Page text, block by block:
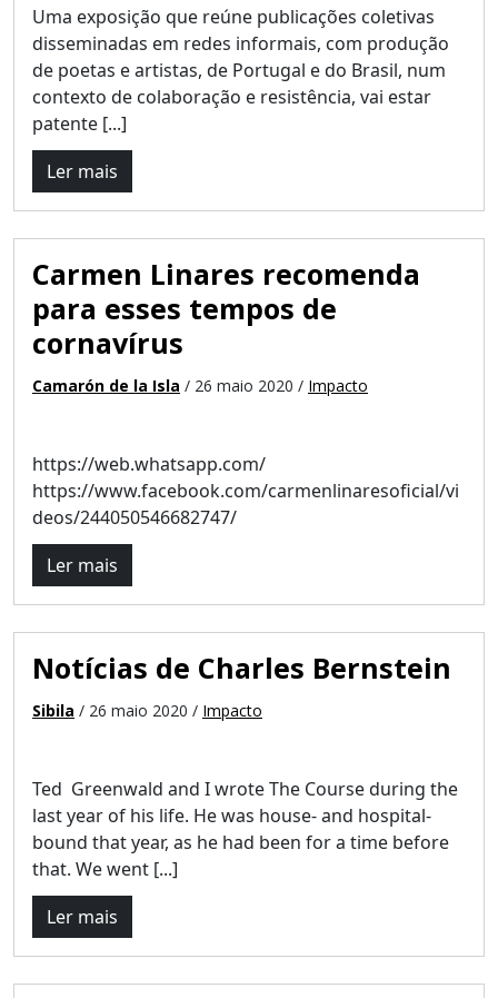
Uma exposição que reúne publicações coletivas
disseminadas em redes informais, com produção
de poetas e artistas, de Portugal e do Brasil, num
contexto de colaboração e resistência, vai estar
patente [...]
Ler mais
Carmen Linares recomenda
para esses tempos de
cornavírus
Camarón de la Isla / 26 maio 2020 / Impacto
https://web.whatsapp.com/
https://www.facebook.com/carmenlinaresoficial/vi
deos/244050546682747/
Ler mais
Notícias de Charles Bernstein
Sibila / 26 maio 2020 / Impacto
Ted Greenwald and I wrote The Course during the
last year of his life. He was house- and hospital-
bound that year, as he had been for a time before
that. We went [...]
Ler mais